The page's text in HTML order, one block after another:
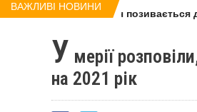
ВАЖЛИВІ НОВИНИ
за 120 тисяч позивається до
У мерії
на 2021 рік